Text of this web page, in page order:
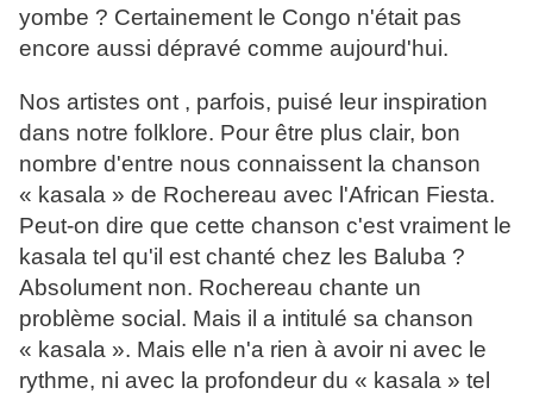
yombe ? Certainement le Congo n'était pas
encore aussi dépravé comme aujourd'hui.
Nos artistes ont , parfois, puisé leur inspiration
dans notre folklore. Pour être plus clair, bon
nombre d'entre nous connaissent la chanson
« kasala » de Rochereau avec l'African Fiesta.
Peut-on dire que cette chanson c'est vraiment le
kasala tel qu'il est chanté chez les Baluba ?
Absolument non. Rochereau chante un
problème social. Mais il a intitulé sa chanson
« kasala ». Mais elle n'a rien à avoir ni avec le
rythme, ni avec la profondeur du « kasala » tel